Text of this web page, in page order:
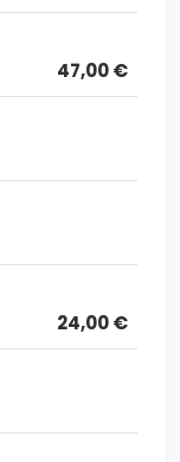
47,00 €
24,00 €